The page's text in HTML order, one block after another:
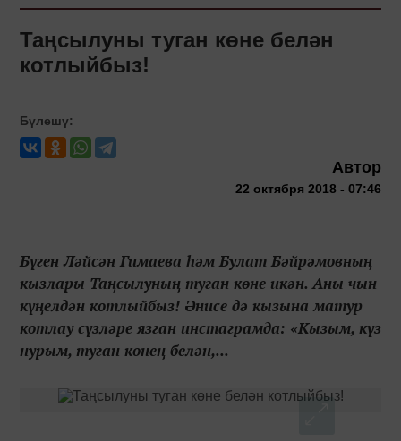
Таңсылуны туган көне белән
котлыйбыз!
Бүлешү:
Автор
22 октября 2018 - 07:46
Бүген Ләйсән Гимаева һәм Булат Бәйрәмовның
кызлары Таңсылуның туган көне икән. Аны чын
күңелдән котлыйбыз! Әнисе дә кызына матур
котлау сүзләре язган инстаграмда: «Кызым, күз
нурым, туган көнең белән,...